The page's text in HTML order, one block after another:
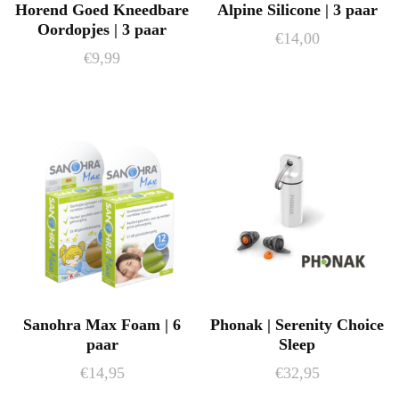
Horend Goed Kneedbare
Oordopjes | 3 paar
€9,99
Alpine Silicone | 3 paar
€14,00
Sanohra Max Foam | 6
paar
€14,95
Phonak | Serenity Choice
Sleep
€32,95